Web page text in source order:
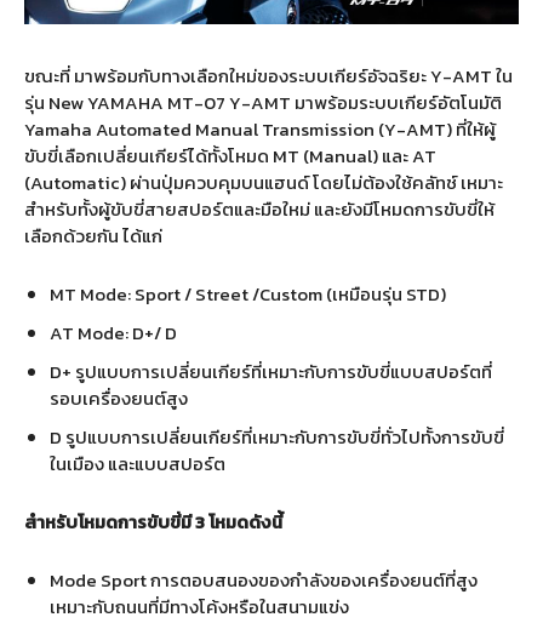
ขณะที่ มาพร้อมกับทางเลือกใหม่ของระบบเกียร์อัจฉริยะY-AMTใน
รุ่น New YAMAHA MT-07 Y-AMT มาพร้อมระบบเกียร์อัตโนมัติ
Yamaha Automated Manual Transmission (Y-AMT)ที่ให้ผู้
ขับขี่เลือกเปลี่ยนเกียร์ได้ทั้งโหมด MT (Manual)และAT
(Automatic)ผ่านปุ่มควบคุมบนแฮนด์ โดยไม่ต้องใช้คลัทช์ เหมาะ
สำหรับทั้งผู้ขับขี่สายสปอร์ตและมือใหม่ และยังมีโหมดการขับขี่ให้
เลือกด้วยกัน ได้แก่
MT Mode: Sport / Street /Custom (เหมือนรุ่น STD)
AT Mode: D+/ D
D+ รูปแบบการเปลี่ยนเกียร์ที่เหมาะกับการขับขี่แบบสปอร์ตที่
รอบเครื่องยนต์สูง
D รูปแบบการเปลี่ยนเกียร์ที่เหมาะกับการขับขี่ทั่วไปทั้งการขับขี่
ในเมือง และแบบสปอร์ต
สำหรับโหมดการขับขี่มี3โหมดดังนี้
Mode Sportการตอบสนองของกำลังของเครื่องยนต์ที่สูง
เหมาะกับถนนที่มีทางโค้งหรือในสนามแข่ง